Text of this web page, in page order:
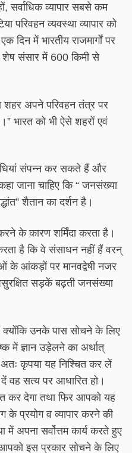
सर्वाधिक व्यापार सबसे कम
परिवहन व्यवस्था व्यापार को
दिन में भारतीय राजमार्गों पर
संसार में 600 किमी से
शहर अपने परिवहन तंत्र पर
भारत को भी ऐसे शहरों एवं
संपन्न कर सकते हैं और
जाना चाहिए कि “ जनसंख्या
शैतान का दर्शन है।
के कारण शर्मिंदा करता है।
है कि वे संसाधन नहीं हैं वरन्
के आंकड़ों पर मानवद्वेषी नजर
सड़कें बढ़ती जनसंख्या
क्योंकि उनके पास सोचने के लिए
में ज्ञान उड़ेलने का अर्थात्
कृपया यह निश्चित कर लें
वह सत्य पर आधारित हो।
कर देगा तथा फिर आपको यह
के प्रयोग व व्यापार करने की
में अपना सर्वोत्तम कार्य करते हुए
इस प्रकार सोचने के लिए